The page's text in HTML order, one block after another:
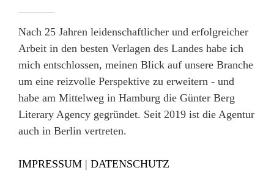
Nach 25 Jahren leidenschaftlicher und erfolgreicher
Arbeit in den besten Verlagen des Landes habe ich
mich entschlossen, meinen Blick auf unsere Branche
um eine reizvolle Perspektive zu erweitern - und
habe am Mittelweg in Hamburg die Günter Berg
Literary Agency gegründet. Seit 2019 ist die Agentur
auch in Berlin vertreten.
IMPRESSUM | DATENSCHUTZ